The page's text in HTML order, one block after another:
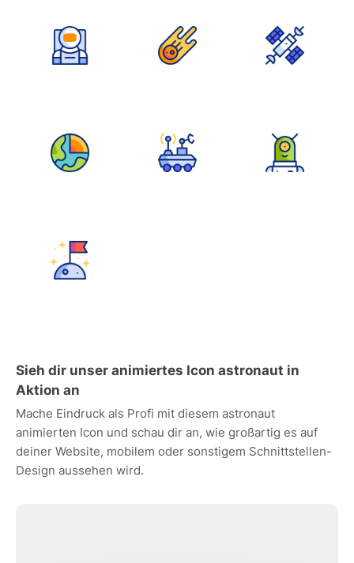
Sieh dir unser animiertes Icon astronaut in
Aktion an
Mache Eindruck als Profi mit diesem astronaut
animierten Icon und schau dir an, wie großartig es auf
deiner Website, mobilem oder sonstigem Schnittstellen-
Design aussehen wird.